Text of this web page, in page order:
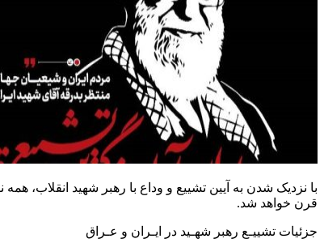
با نزدیک شدن به آیین تشییع و وداع با رهبر شهید انقلاب،
قرن خواهد شد.
جزئیات تشییـع رهبر شهـید در ایـران و عـراق